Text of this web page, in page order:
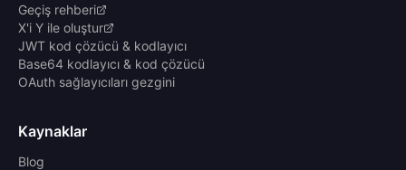
Geçiş rehberi
X'i Y ile oluştur
JWT kod çözücü & kodlayıcı
Base64 kodlayıcı & kod çözücü
OAuth sağlayıcıları gezgini
Kaynaklar
Blog